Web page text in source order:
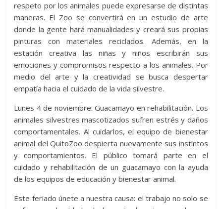
respeto por los animales puede expresarse de distintas
maneras. El Zoo se convertirá en un estudio de arte
donde la gente hará manualidades y creará sus propias
pinturas con materiales reciclados. Además, en la
estación creativa las niñas y niños escribirán sus
emociones y compromisos respecto a los animales. Por
medio del arte y la creatividad se busca despertar
empatía hacia el cuidado de la vida silvestre.
Lunes 4 de noviembre: Guacamayo en rehabilitación. Los
animales silvestres mascotizados sufren estrés y daños
comportamentales. Al cuidarlos, el equipo de bienestar
animal del QuitoZoo despierta nuevamente sus instintos
y comportamientos. El público tomará parte en el
cuidado y rehabilitación de un guacamayo con la ayuda
de los equipos de educación y bienestar animal.
Este feriado únete a nuestra causa: el trabajo no solo se